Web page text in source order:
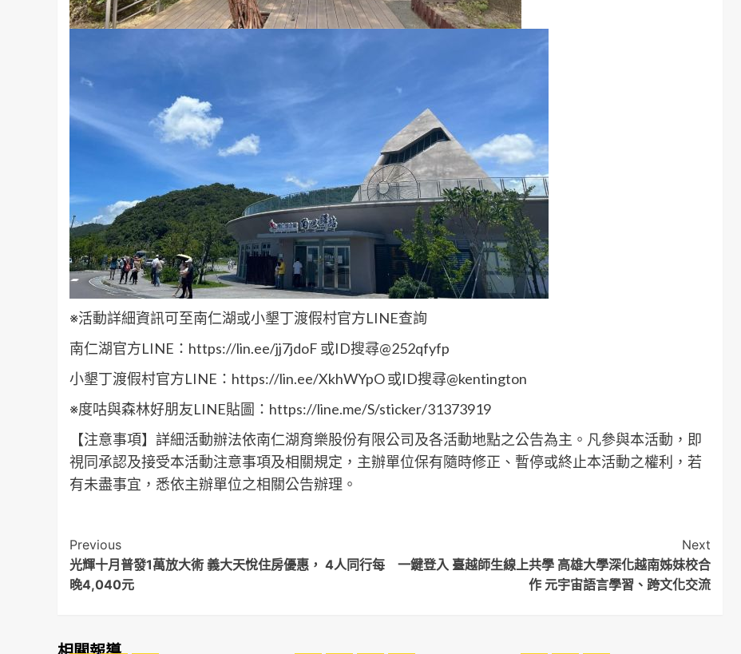
※活動詳細資訊可至南仁湖或小墾丁渡假村官方LINE查詢
南仁湖官方LINE：https://lin.ee/jj7jdoF 或ID搜尋@252qfyfp
小墾丁渡假村官方LINE：https://lin.ee/XkhWYpO 或ID搜尋@kentington
※度咕與森林好朋友LINE貼圖：https://line.me/S/sticker/31373919
【注意事項】詳細活動辦法依南仁湖育樂股份有限公司及各活動地點之公告為主。凡參與本活動，即
視同承認及接受本活動注意事項及相關規定，主辦單位保有隨時修正、暫停或終止本活動之權利，若
有未盡事宜，悉依主辦單位之相關公告辦理。
Post
Navigation
Previous
光輝十月普發1萬放大術 義大天悅住房優惠， 4人同行每
晚4,040元
Next
一鍵登入 臺越師生線上共學 高雄大學深化越南姊妹校合
作 元宇宙語言學習、跨文化交流